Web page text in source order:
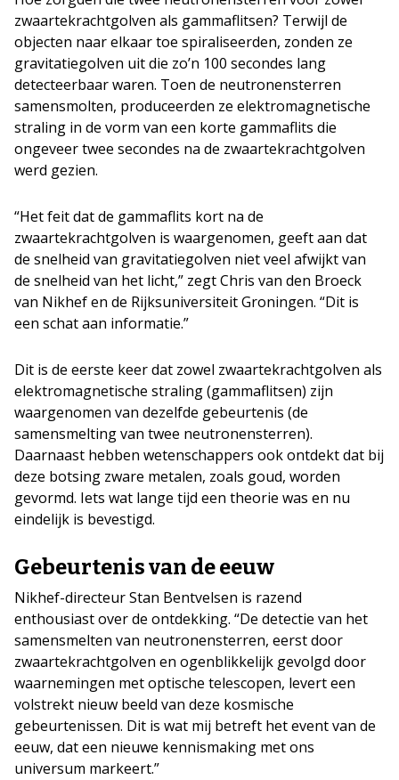
zwaartekrachtgolven als gammaflitsen? Terwijl de
objecten naar elkaar toe spiraliseerden, zonden ze
gravitatiegolven uit die zo’n 100 secondes lang
detecteerbaar waren. Toen de neutronensterren
samensmolten, produceerden ze elektromagnetische
straling in de vorm van een korte gammaflits die
ongeveer twee secondes na de zwaartekrachtgolven
werd gezien.
“Het feit dat de gammaflits kort na de
zwaartekrachtgolven is waargenomen, geeft aan dat
de snelheid van gravitatiegolven niet veel afwijkt van
de snelheid van het licht,” zegt Chris van den Broeck
van Nikhef en de Rijksuniversiteit Groningen. “Dit is
een schat aan informatie.”
Dit is de eerste keer dat zowel zwaartekrachtgolven als
elektromagnetische straling (gammaflitsen) zijn
waargenomen van dezelfde gebeurtenis (de
samensmelting van twee neutronensterren).
Daarnaast hebben wetenschappers ook ontdekt dat bij
deze botsing zware metalen, zoals goud, worden
gevormd. Iets wat lange tijd een theorie was en nu
eindelijk is bevestigd.
Gebeurtenis van de eeuw
Nikhef-directeur Stan Bentvelsen is razend
enthousiast over de ontdekking. “De detectie van het
samensmelten van neutronensterren, eerst door
zwaartekrachtgolven en ogenblikkelijk gevolgd door
waarnemingen met optische telescopen, levert een
volstrekt nieuw beeld van deze kosmische
gebeurtenissen. Dit is wat mij betreft het event van de
eeuw, dat een nieuwe kennismaking met ons
universum markeert.”